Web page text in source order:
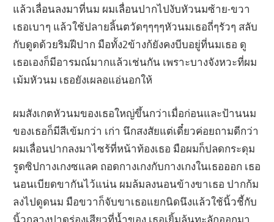
แล้วเลื่อนลงมาที่นม ผมเลื่อนปากไปงับหัวนมซ้าย-ขวา
เธอเบาๆ แล้วใช้ปลายลิ้นตวัดๆๆๆๆหัวนมเธอถี่ๆรัวๆ สลับ
กับดูดด้วยริมฝีปาก มือทั้ง2ข้างก้ยังคงบีบอยู่ที่นมเธอ ดู
เธอเองก็มีอารมณ์มากแล้วเช่นกัน เพราะบางจังหวะที่ผม
เม้มหัวนม เธอยังเผลอแอ่นอกให้
ผมสังเกตหัวนมของเธอใหญ่ขึ้นกว่าเมื่อก่อนและป้านนม
ของเธอก็มีสีเข้มกว่า เก่า นึกสงสัยแต่เดี๋ยวค่อยถามดีกว่า
ผมเลื่อนปากลงมาไซร้ที่หน้าท้องเธอ มือผมก็ปลดกระดุม
รูดซิปกางเกงซแลค ถอดกางเกงกับกางเกงในเธอออก เธอ
นอนเบียดขากันไว้แน่น ผมล้มลงนอนข้างขาเธอ ปากก้ม
ลงไปดูดนม มือขวาก็จับขาเธอแยกนิดนึงแล้วใช้นิ้วชี้กับ
นิ้วกลางปาดร่องเสียวที่น้ำของ เธอเยิ้มล้นทะลักออกมา